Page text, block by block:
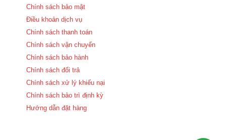
Chính sách bảo mật
Điều khoản dịch vụ
Chính sách thanh toán
Chính sách vận chuyển
Chính sách bảo hành
Chính sách đổi trả
Chính sách xử lý khiếu nại
Chính sách bảo trì định kỳ
Hướng dẫn đặt hàng